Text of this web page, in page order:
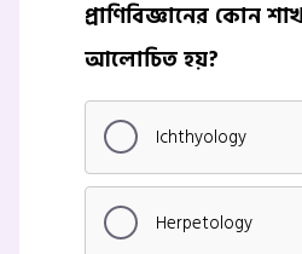
প্রাণিবিজ্ঞানের কোন
আলোচিত হয়?
Ichthyology
Herpetology